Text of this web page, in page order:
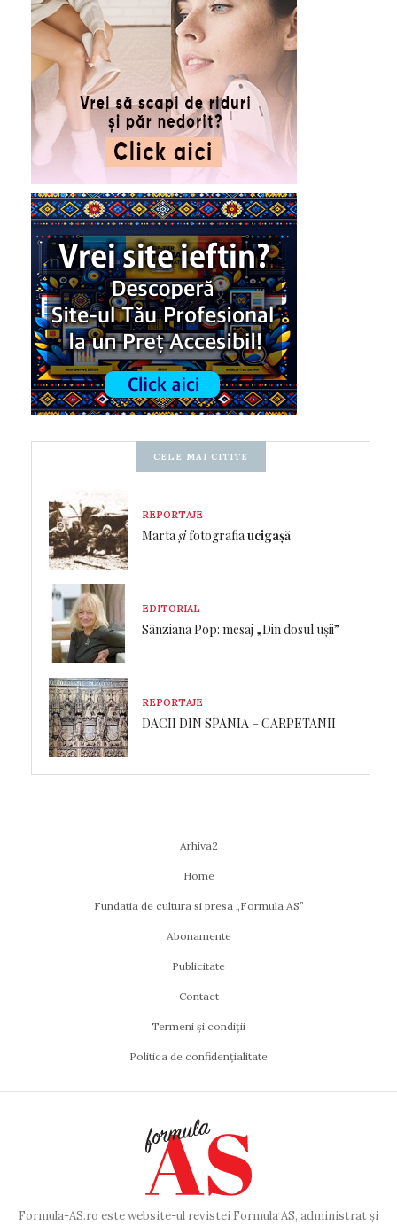
CELE MAI CITITE
REPORTAJE
Martașifotografiaucigașă
EDITORIAL
Sânziana Pop: mesaj „Din dosul ușii”
REPORTAJE
DACII DIN SPANIA – CARPETANII
Arhiva2
Home
Fundatia de cultura si presa „Formula AS”
Abonamente
Publicitate
Contact
Termeni și condiții
Politica de confidențialitate
Formula-AS.ro este website-ul revistei Formula AS, administrat și